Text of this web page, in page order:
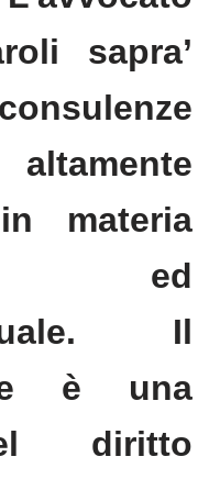
sapra’
materia
ed
Il
è una
diritto